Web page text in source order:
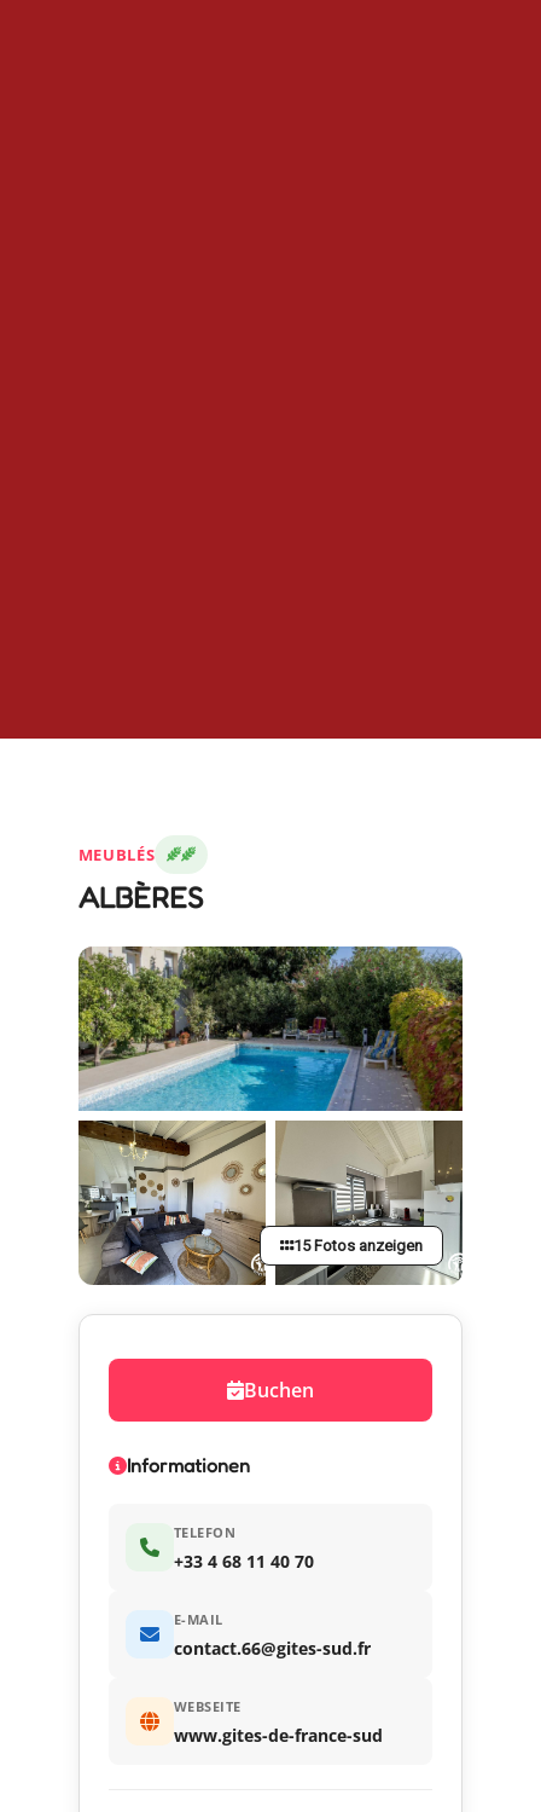
MEUBLÉS
ALBÈRES
15 Fotos anzeigen
Buchen
Informationen
TELEFON
+33 4 68 11 40 70
E-MAIL
contact.66@gites-sud.fr
WEBSEITE
www.gites-de-france-sud